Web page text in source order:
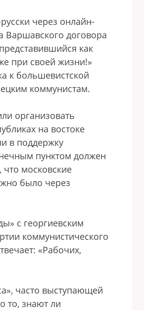
через онлайн-
Варшавского договора
как
при своей жизни!»
к большевистской
коммунистам.
организовать
на востоке
в поддержку
пунктом должен
московские
было через
с георгиевским
коммунистического
«Рабочих,
часто выступающей
то, знают ли